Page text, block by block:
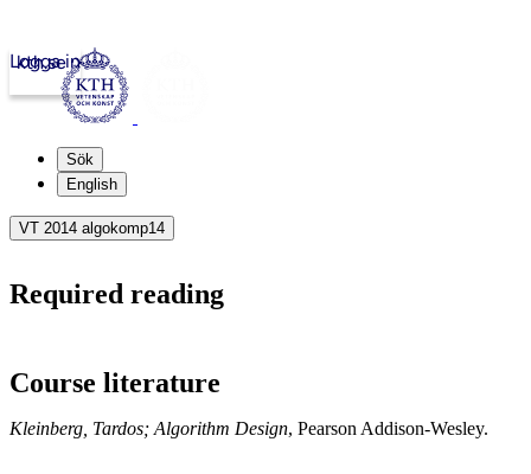
kth.se
Logga in
Sök
English
VT 2014 algokomp14
Required reading
Course literature
Kleinberg, Tardos; Algorithm Design, Pearson Addison-Wesley.